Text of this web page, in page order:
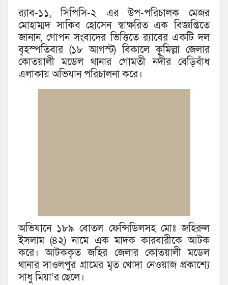
র‌্যাব-১১, সিপিসি-২ এর উপ-পরিচালক মেজর
মোহাম্মদ সাকিব হোসেন স্বাক্ষরিত এক বিজ্ঞপ্তিতে
জানান, গোপন সংবাদের ভিত্তিতে র‌্যাবের একটি দল
বৃহস্পতিবার (১৮ আগস্ট) বিকালে কুমিল্লা জেলার
কোতয়ালী মডেল থানার গোমতী নদীর বেড়িবাঁধ
এলাকায় অভিযান পরিচালনা করে।
অভিযানে ১৮৯ বোতল ফেন্সিডিলসহ মোঃ জহিরুল
ইসলাম (৪২) নামে এক মাদক কারবারীকে আটক
করে। আটককৃত জহির জেলার কোতয়ালী মডেল
থানার সাওলপুর গ্রামের মৃত খোদা নেওয়াজ প্রকাশ্যে
সাধু মিয়া’র ছেলে।